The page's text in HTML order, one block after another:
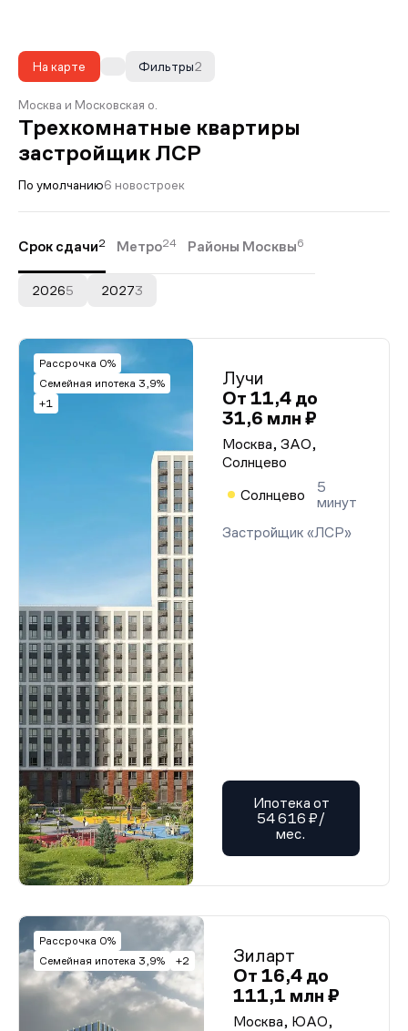
На карте 2
Фильтры
Москва и Московская о.
Трехкомнатные квартиры
застройщик ЛСР
По умолчанию6 новостроек
Срок сдачи2 Метро24 Районы Москвы6
20265 20273
Рассрочка 0%
Семейная ипотека 3,9%
+1
Лучи
От 11,4 до
31,6 млн ₽
Москва, ЗАО,
Солнцево
Солнцево
5
минут
Застройщик «ЛСР»
Ипотека от
54 616 ₽/
мес.
Рассрочка 0%
Семейная ипотека 3,9%
+2
Зиларт
От 16,4 до
111,1 млн ₽
Москва, ЮАО,